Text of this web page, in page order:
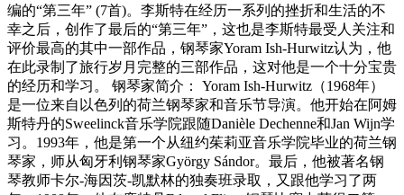
编的“第三年” (7首)。李斯特在经历一系列的挫折和生活的不
幸之后，创作了最后的“第三年”，这也是李斯特最受人关注和
评价最高的其中一部作品，钢琴家Yoram Ish-Hurwitz认为，他
在此录制了旅行岁月完整的三部作品，这对他是一个十分宝贵
的经历和学习。 钢琴家简介： Yoram Ish-Hurwitz（1968年）
是一位来自以色列的荷兰钢琴家和音乐节导演。他开始在阿姆
斯特丹的Sweelinck音乐学院跟随Danièle Dechenne和Jan Wijn学
习。1993年，他是第一个从纽约茱莉亚音乐学院毕业的荷兰钢
琴家，师从匈牙利钢琴家György Sándor。最后，他被著名钢
琴教师卡尔-海因茨-凯默林的独奏班录取，又跟他学习了两